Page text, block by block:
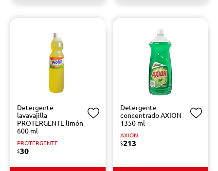
Detergente
lavavajilla
PROTERGENTE limón
600 ml
PROTERGENTE
$30
Detergente
concentrado AXION
1350 ml
AXION
$213